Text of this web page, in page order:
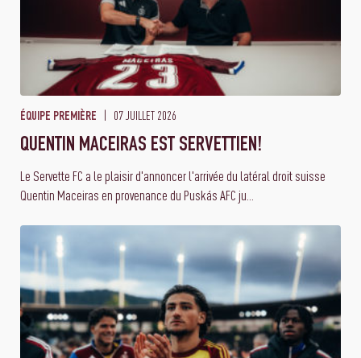
ÉQUIPE PREMIÈRE 07 JUILLET 2026
QUENTIN MACEIRAS EST SERVETTIEN!
Le Servette FC a le plaisir d'annoncer l'arrivée du latéral droit suisse
Quentin Maceiras en provenance du Puskás AFC ju...